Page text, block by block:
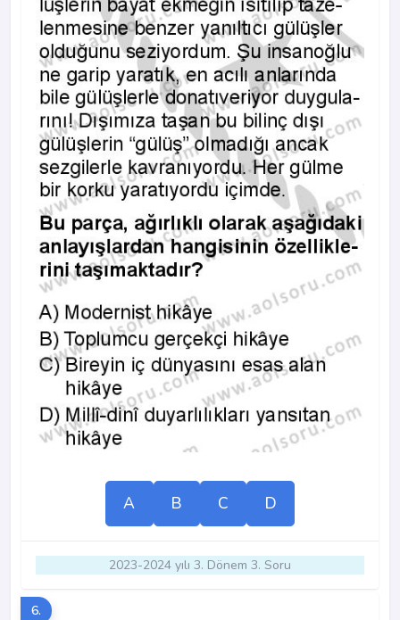
A B C D
2023-2024 yılı 3. Dönem 3. Soru
6.